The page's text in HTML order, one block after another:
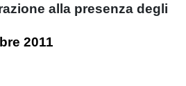
alla presenza degli
2011